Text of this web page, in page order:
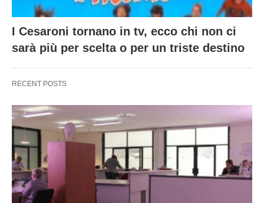
I Cesaroni tornano in tv, ecco chi non ci
sarà più per scelta o per un triste destino
RECENT POSTS